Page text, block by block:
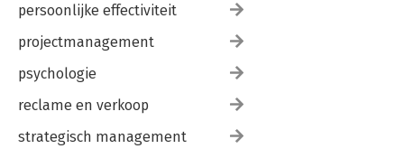
persoonlijke effectiviteit
projectmanagement
psychologie
reclame en verkoop
strategisch management